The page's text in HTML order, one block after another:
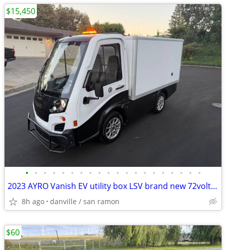
• • • • • • • • • • • • • • • • • • • •
2023 AYRO Vanish EV utility box LSV brand new 72volt lithium pack
8h ago danville / san ramon
$15,450
$60